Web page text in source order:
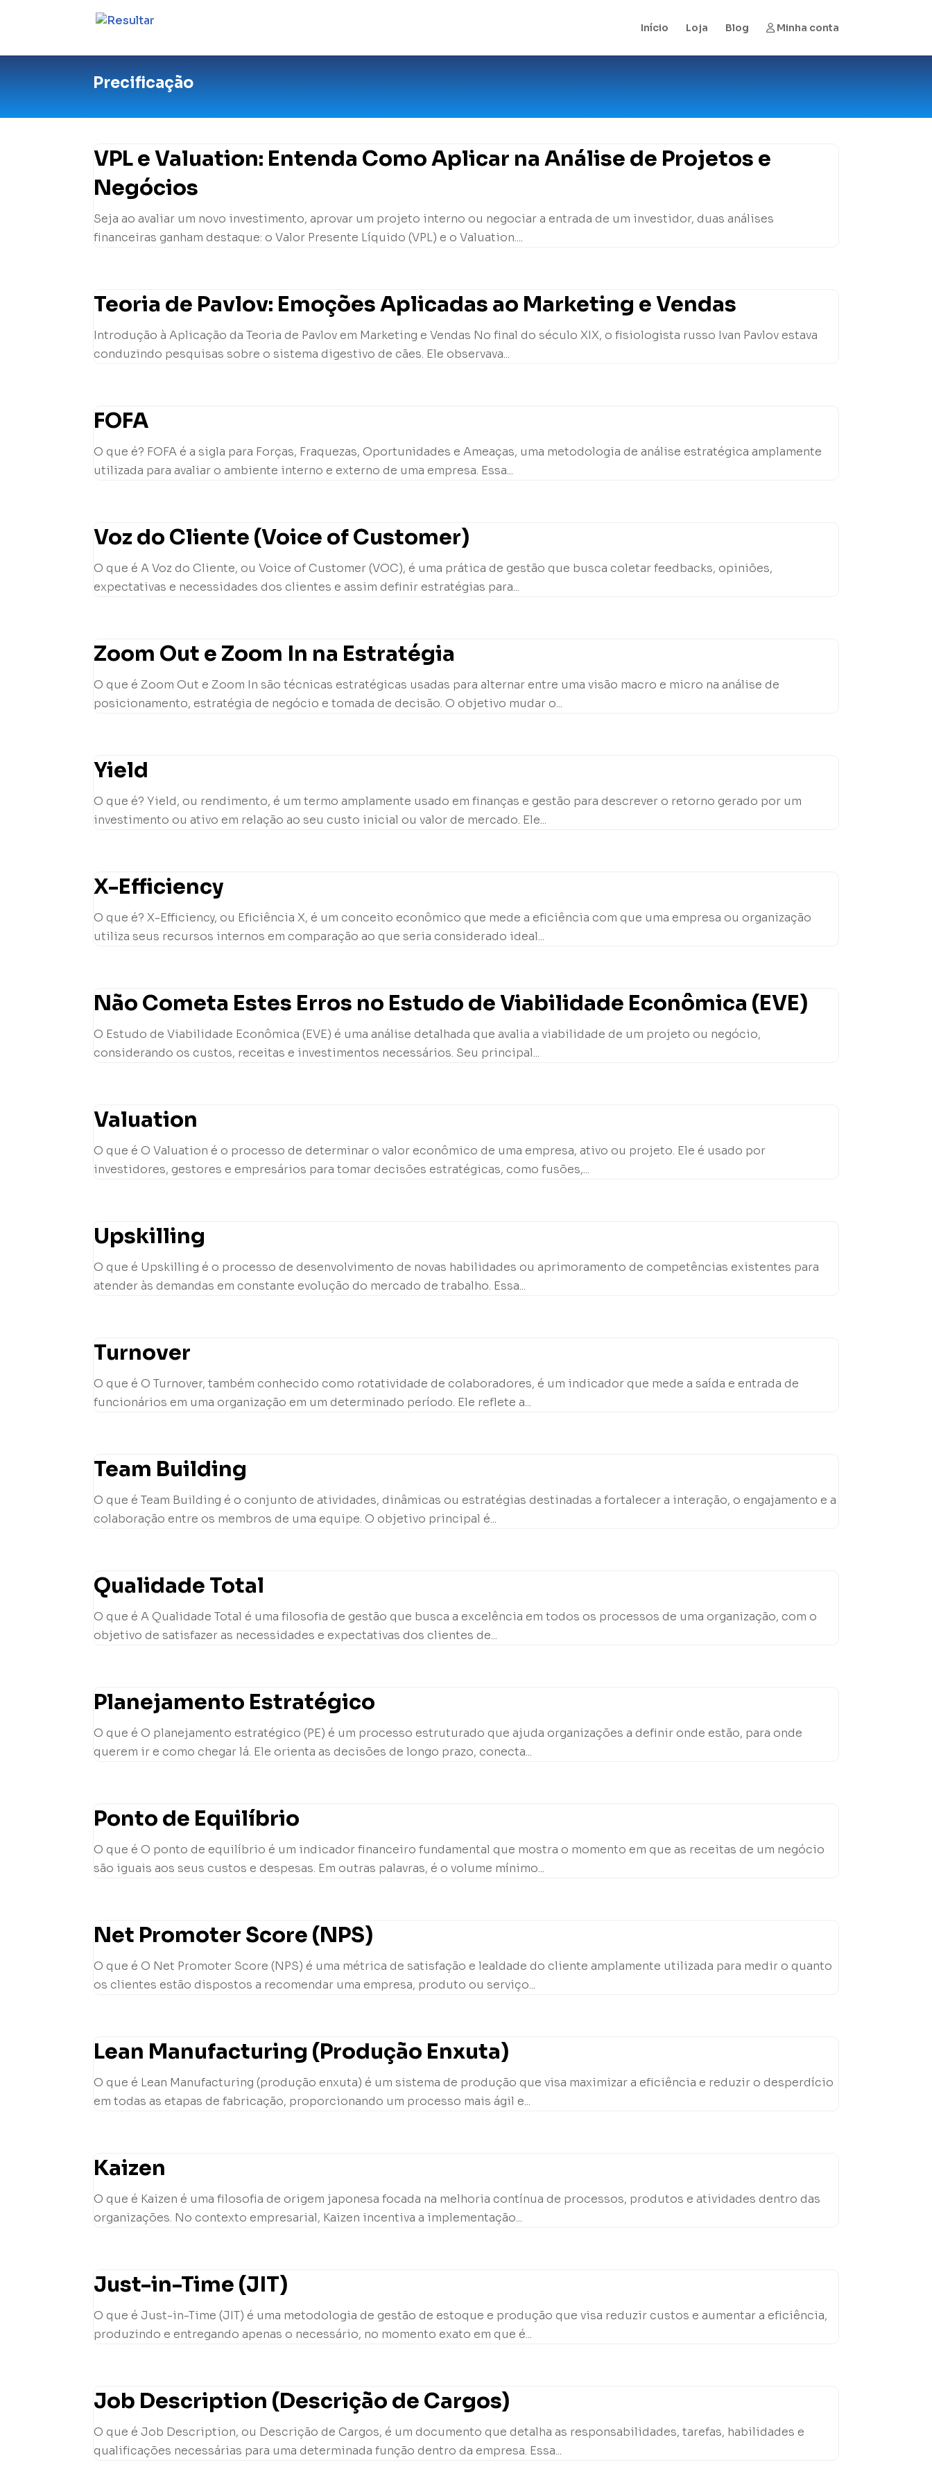
Início Loja Blog Minha conta
Precificação
VPL e Valuation: Entenda Como Aplicar na Análise de Projetos e
Negócios
Seja ao avaliar um novo investimento, aprovar um projeto interno ou negociar a entrada de um investidor, duas análises
financeiras ganham destaque: o Valor Presente Líquido (VPL) e o Valuation....
Teoria de Pavlov: Emoções Aplicadas ao Marketing e Vendas
Introdução à Aplicação da Teoria de Pavlov em Marketing e Vendas No final do século XIX, o fisiologista russo Ivan Pavlov estava
conduzindo pesquisas sobre o sistema digestivo de cães. Ele observava...
FOFA
O que é? FOFA é a sigla para Forças, Fraquezas, Oportunidades e Ameaças, uma metodologia de análise estratégica amplamente
utilizada para avaliar o ambiente interno e externo de uma empresa. Essa...
Voz do Cliente (Voice of Customer)
O que é A Voz do Cliente, ou Voice of Customer (VOC), é uma prática de gestão que busca coletar feedbacks, opiniões,
expectativas e necessidades dos clientes e assim definir estratégias para...
Zoom Out e Zoom In na Estratégia
O que é Zoom Out e Zoom In são técnicas estratégicas usadas para alternar entre uma visão macro e micro na análise de
posicionamento, estratégia de negócio e tomada de decisão. O objetivo mudar o...
Yield
O que é? Yield, ou rendimento, é um termo amplamente usado em finanças e gestão para descrever o retorno gerado por um
investimento ou ativo em relação ao seu custo inicial ou valor de mercado. Ele...
X-Efficiency
O que é? X-Efficiency, ou Eficiência X, é um conceito econômico que mede a eficiência com que uma empresa ou organização
utiliza seus recursos internos em comparação ao que seria considerado ideal...
Não Cometa Estes Erros no Estudo de Viabilidade Econômica (EVE)
O Estudo de Viabilidade Econômica (EVE) é uma análise detalhada que avalia a viabilidade de um projeto ou negócio,
considerando os custos, receitas e investimentos necessários. Seu principal...
Valuation
O que é O Valuation é o processo de determinar o valor econômico de uma empresa, ativo ou projeto. Ele é usado por
investidores, gestores e empresários para tomar decisões estratégicas, como fusões,...
Upskilling
O que é Upskilling é o processo de desenvolvimento de novas habilidades ou aprimoramento de competências existentes para
atender às demandas em constante evolução do mercado de trabalho. Essa...
Turnover
O que é O Turnover, também conhecido como rotatividade de colaboradores, é um indicador que mede a saída e entrada de
funcionários em uma organização em um determinado período. Ele reflete a...
Team Building
O que é Team Building é o conjunto de atividades, dinâmicas ou estratégias destinadas a fortalecer a interação, o engajamento e a
colaboração entre os membros de uma equipe. O objetivo principal é...
Qualidade Total
O que é A Qualidade Total é uma filosofia de gestão que busca a excelência em todos os processos de uma organização, com o
objetivo de satisfazer as necessidades e expectativas dos clientes de...
Planejamento Estratégico
O que é O planejamento estratégico (PE) é um processo estruturado que ajuda organizações a definir onde estão, para onde
querem ir e como chegar lá. Ele orienta as decisões de longo prazo, conecta...
Ponto de Equilíbrio
O que é O ponto de equilíbrio é um indicador financeiro fundamental que mostra o momento em que as receitas de um negócio
são iguais aos seus custos e despesas. Em outras palavras, é o volume mínimo...
Net Promoter Score (NPS)
O que é O Net Promoter Score (NPS) é uma métrica de satisfação e lealdade do cliente amplamente utilizada para medir o quanto
os clientes estão dispostos a recomendar uma empresa, produto ou serviço...
Lean Manufacturing (Produção Enxuta)
O que é Lean Manufacturing (produção enxuta) é um sistema de produção que visa maximizar a eficiência e reduzir o desperdício
em todas as etapas de fabricação, proporcionando um processo mais ágil e...
Kaizen
O que é Kaizen é uma filosofia de origem japonesa focada na melhoria contínua de processos, produtos e atividades dentro das
organizações. No contexto empresarial, Kaizen incentiva a implementação...
Just-in-Time (JIT)
O que é Just-in-Time (JIT) é uma metodologia de gestão de estoque e produção que visa reduzir custos e aumentar a eficiência,
produzindo e entregando apenas o necessário, no momento exato em que é...
Job Description (Descrição de Cargos)
O que é Job Description, ou Descrição de Cargos, é um documento que detalha as responsabilidades, tarefas, habilidades e
qualificações necessárias para uma determinada função dentro da empresa. Essa...